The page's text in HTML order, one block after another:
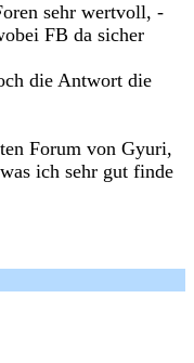
sehr wertvoll, -
FB da sicher
die Antwort die
Forum von Gyuri,
ich sehr gut finde